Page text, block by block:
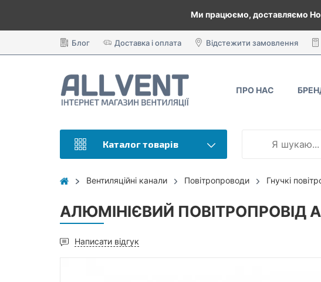
Ми працюємо, доставляємо
Блог Доставка і оплата Відстежити замовлення
ПРО НАС
Каталог товарів
Вентиляційні канали Повітропроводи Гнучкі
АЛЮМІНІЄВИЙ ПОВІТРОПРОВІД
Написати відгук